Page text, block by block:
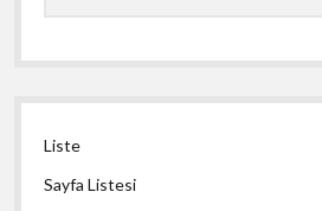
Liste
Sayfa Listesi